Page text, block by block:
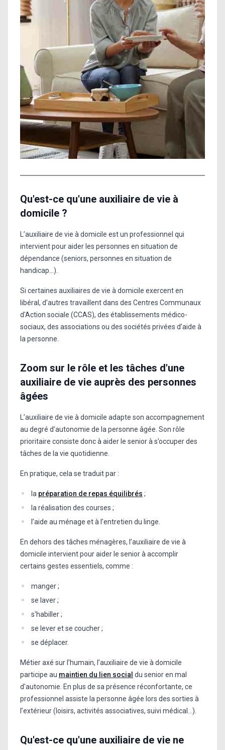
Qu'est-ce qu'une auxiliaire de vie à
domicile ?
L’auxiliaire de vie à domicile est un professionnel qui
intervient pour aider les personnes en situation de
dépendance (seniors, personnes en situation de
handicap...).
Si certaines auxiliaires de vie à domicile exercent en
libéral, d'autres travaillent dans des Centres Communaux
d'Action sociale (CCAS), des établissements médico-
sociaux, des associations ou des sociétés privées d’aide à
la personne.
Zoom sur le rôle et les tâches d'une
auxiliaire de vie auprès des personnes
âgées
L’auxiliaire de vie à domicile adapte son accompagnement
au degré d’autonomie de la personne âgée. Son rôle
prioritaire consiste donc à aider le senior à s’occuper des
tâches de la vie quotidienne.
En pratique, cela se traduit par :
la préparation de repas équilibrés ;
la réalisation des courses ;
l’aide au ménage et à l’entretien du linge.
En dehors des tâches ménagères, l’auxiliaire de vie à
domicile intervient pour aider le senior à accomplir
certains gestes essentiels, comme :
manger ;
se laver ;
s'habiller ;
se lever et se coucher ;
se déplacer.
Métier axé sur l’humain, l’auxiliaire de vie à domicile
participe au maintien du lien social du senior en mal
d'autonomie. En plus de sa présence réconfortante, ce
professionnel assiste la personne âgée lors des sorties à
l’extérieur (loisirs, activités associatives, suivi médical…).
Qu'est-ce qu'une auxiliaire de vie ne